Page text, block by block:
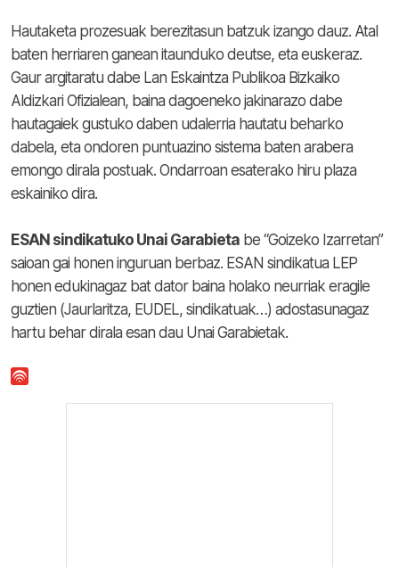
Hautaketa prozesuak berezitasun batzuk izango dauz. Atal
baten herriaren ganean itaunduko deutse, eta euskeraz.
Gaur argitaratu dabe Lan Eskaintza Publikoa Bizkaiko
Aldizkari Ofizialean, baina dagoeneko jakinarazo dabe
hautagaiek gustuko daben udalerria hautatu beharko
dabela, eta ondoren puntuazino sistema baten arabera
emongo dirala postuak. Ondarroan esaterako hiru plaza
eskainiko dira.
ESAN sindikatuko Unai Garabieta be “Goizeko Izarretan”
saioan gai honen inguruan berbaz. ESAN sindikatua LEP
honen edukinagaz bat dator baina holako neurriak eragile
guztien (Jaurlaritza, EUDEL, sindikatuak…) adostasunagaz
hartu behar dirala esan dau Unai Garabietak.